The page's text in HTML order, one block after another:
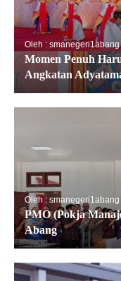
Oleh : smanegeri1abang
Momen Penuh
Angkatan
Oleh : smanegeri1abang
PMO (Pokja
Abang